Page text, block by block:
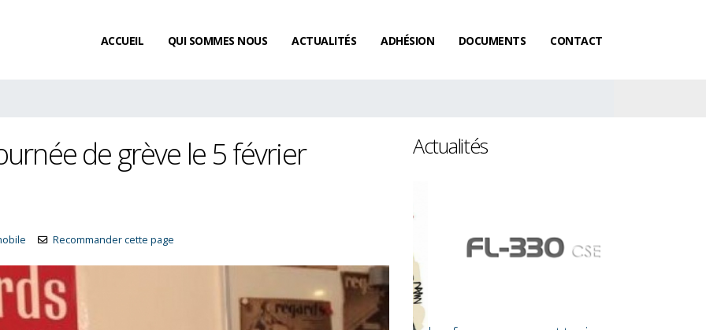
ACCUEIL QUI SOMMES NOUS ACTUALITÉS ADHÉSION DOCUMENTS CONTACT
de grève le 5 février
Recommander cette page
Actualités